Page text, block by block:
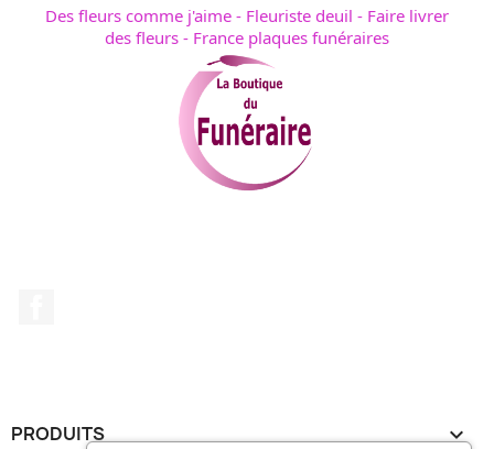
Des fleurs comme j'aime - Fleuriste deuil - Faire livrer
des fleurs - France plaques funéraires
PRODUITS 